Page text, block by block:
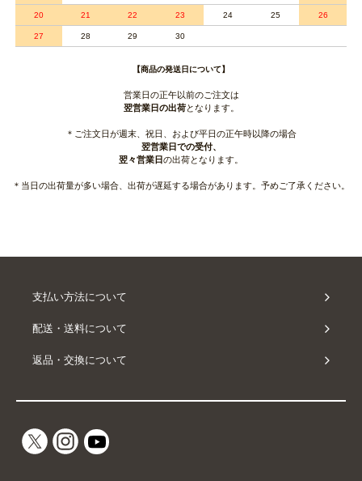
20 21 22 23 24 25 26
27 28 29 30
【商品の発送日について】
営業日の正午以前のご注文は
翌営業日の出荷となります。
＊ご注文日が週末、祝日、および平日の正午時以降の場合
翌営業日での受付、
翌々営業日の出荷となります。
＊当日の出荷量が多い場合、出荷が遅延する場合があります。予めご了承ください。
支払い方法について
配送・送料について
返品・交換について